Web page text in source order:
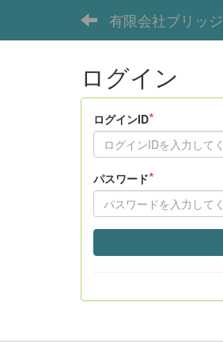
有限会社ブリッジ
ログイン
ログインID*
パスワード*